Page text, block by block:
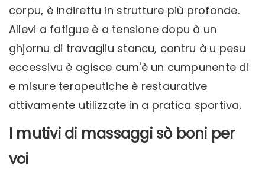
corpu, è indirettu in strutture più profonde.
Allevi a fatigue è a tensione dopu à un
ghjornu di travagliu stancu, contru à u pesu
eccessivu è agisce cum'è un cumpunente di
e misure terapeutiche è restaurative
attivamente utilizzate in a pratica sportiva.
I mutivi di massaggi sò boni per
voi